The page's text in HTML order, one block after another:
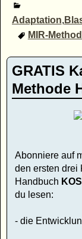
Adaptation,
MIR-
GRATIS
Methode
Abonniere auf
den ersten drei
Handbuch
du lesen:
- die